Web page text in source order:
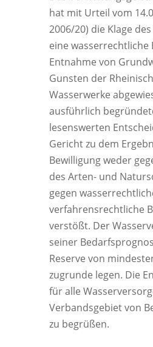
hat mit Urteil vom
2006/20) die Klage
eine wasserrechtliche
Entnahme von
Gunsten der
Wasserwerke
ausführlich
lesenswerten
Gericht zu dem
Bewilligung weder
des Arten- und
gegen
verfahrensrechtliche
verstößt. Der
seiner
Reserve von
zugrunde legen. Die
für alle
Verbandsgebiet von
zu begrüßen.